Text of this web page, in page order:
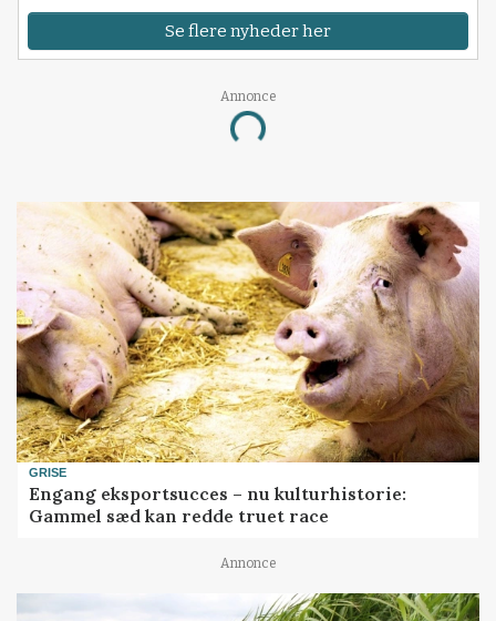
Se flere nyheder her
Annonce
Loading...
GRISE
Engang eksportsucces – nu kulturhistorie:
Gammel sæd kan redde truet race
Annonce